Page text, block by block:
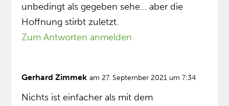
unbedingt als gegeben sehe… aber die
Hoffnung stirbt zuletzt.
Zum Antworten anmelden
Gerhard Zimmek am 27. September 2021 um 7:34
Nichts ist einfacher als mit dem